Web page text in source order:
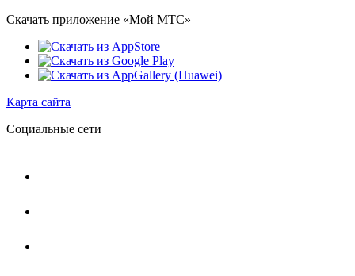
Скачать приложение «Мой МТС»
Карта сайта
Социальные сети